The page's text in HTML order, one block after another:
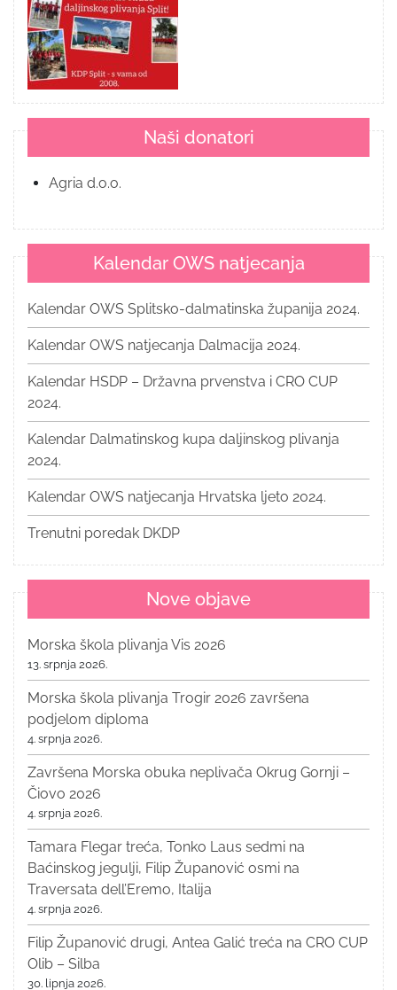
Naši donatori
Agria d.o.o.
Kalendar OWS natjecanja
Kalendar OWS Splitsko-dalmatinska županija 2024.
Kalendar OWS natjecanja Dalmacija 2024.
Kalendar HSDP – Državna prvenstva i CRO CUP
2024.
Kalendar Dalmatinskog kupa daljinskog plivanja
2024.
Kalendar OWS natjecanja Hrvatska ljeto 2024.
Trenutni poredak DKDP
Nove objave
Morska škola plivanja Vis 2026
13. srpnja 2026.
Morska škola plivanja Trogir 2026 završena
podjelom diploma
4. srpnja 2026.
Završena Morska obuka neplivača Okrug Gornji –
Čiovo 2026
4. srpnja 2026.
Tamara Flegar treća, Tonko Laus sedmi na
Baćinskog jegulji, Filip Županović osmi na
Traversata dell’Eremo, Italija
4. srpnja 2026.
Filip Županović drugi, Antea Galić treća na CRO CUP
Olib – Silba
30. lipnja 2026.